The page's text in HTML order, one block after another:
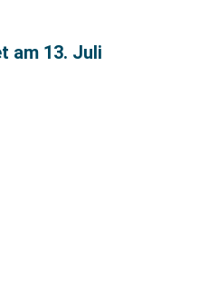
am 13. Juli